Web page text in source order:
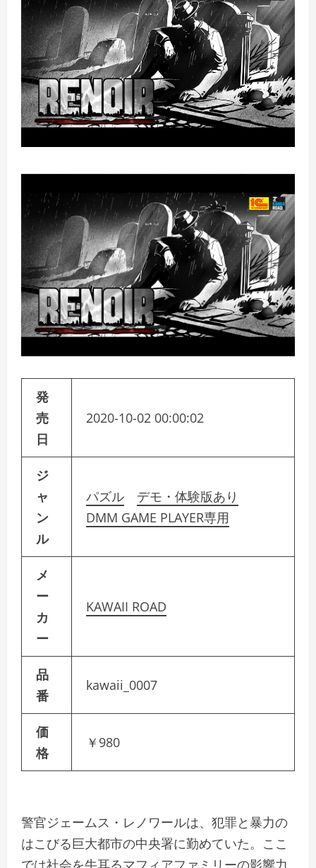
発
売
日
2020-10-02 00:00:02
ジ
ャ
ン
ル
パズル
デモ・体験版あり
DMM GAME PLAYER専用
メ
ー
カ
ー
KAWAII ROAD
品
番
kawaii_0007
価
格
￥980
警官ジェームス・レノワールは、犯罪と暴力の
はこびる巨大都市の中央署に勤めていた。ここ
では社会を牛耳るマフィアファミリーの影響力